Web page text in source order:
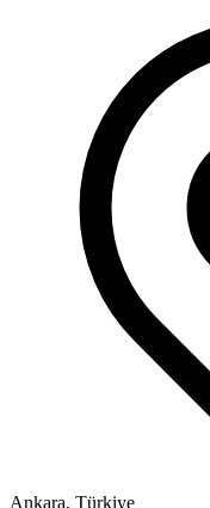
Ankara, Türkiye